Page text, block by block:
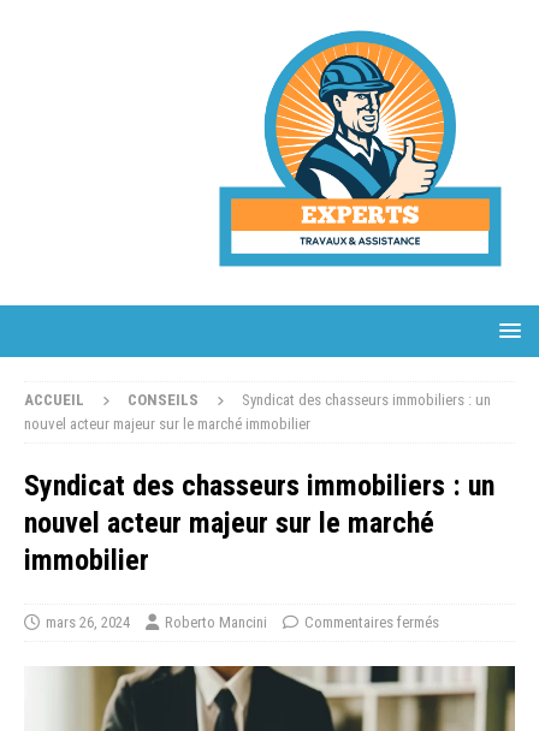
ACCUEIL CONSEILS
Syndicat des chasseurs immobiliers : un
nouvel acteur majeur sur le marché immobilier
Syndicat des chasseurs immobiliers : un
nouvel acteur majeur sur le marché
immobilier
mars 26, 2024 Roberto Mancini Commentaires fermés